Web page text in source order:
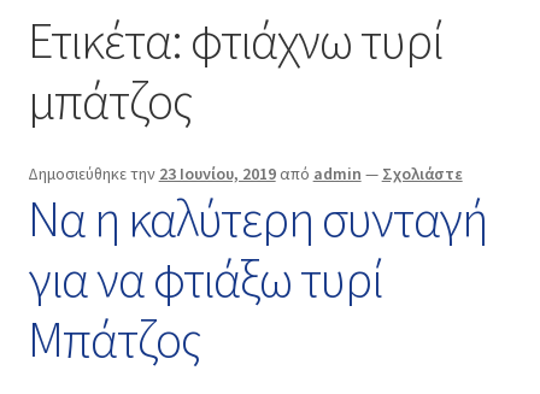
Ετικέτα: φτιάχνω τυρί
μπάτζος
Δημοσιεύθηκε την 23 Ιουνίου, 2019 από admin — Σχολιάστε
Να η καλύτερη συνταγή
για να φτιάξω τυρί
Μπάτζος